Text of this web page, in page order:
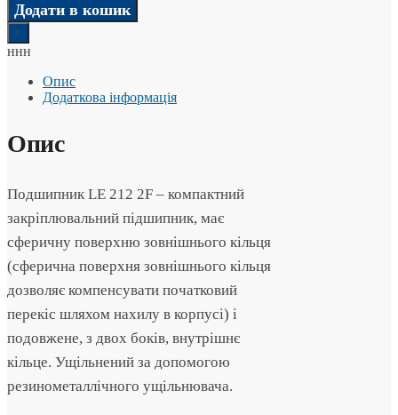
Додати в кошик
×
ннн
Опис
Додаткова інформація
Опис
Подшипник LE 212 2F – компактний
закріплювальний підшипник, має
сферичну поверхню зовнішнього кільця
(сферична поверхня зовнішнього кільця
дозволяє компенсувати початковий
перекіс шляхом нахилу в корпусі) і
подовжене, з двох боків, внутрішнє
кільце. Ущільнений за допомогою
резинометаллічного ущільнювача.